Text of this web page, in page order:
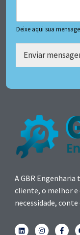
Deixe aqui sua
Enviar
A GBR Engenharia
cliente, o melhor e
necessidade,